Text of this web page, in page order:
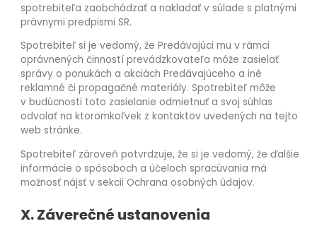
spotrebiteľa zaobchádzať a nakladať v súlade s platnými
právnymi predpismi SR.
Spotrebiteľ si je vedomý, že Predávajúci mu v rámci
oprávnených činností prevádzkovateľa môže zasielať
správy o ponukách a akciách Predávajúceho a iné
reklamné či propagačné materiály. Spotrebiteľ môže
v budúcnosti toto zasielanie odmietnuť a svoj súhlas
odvolať na ktoromkoľvek z kontaktov uvedených na tejto
web stránke.
Spotrebiteľ zároveň potvrdzuje, že si je vedomý, že ďalšie
informácie o spôsoboch a účeloch spracúvania má
možnosť nájsť v sekcii Ochrana osobných údajov.
X. Záverečné ustanovenia